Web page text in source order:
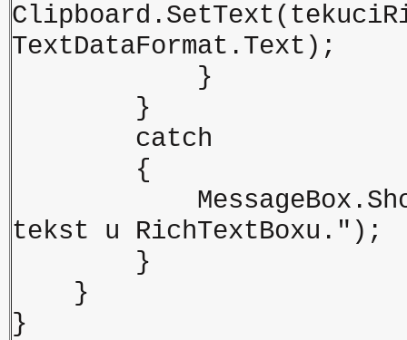
TextDataFormat.Text);
}
}
catch
{
tekst u RichTextBoxu.");
}
}
}